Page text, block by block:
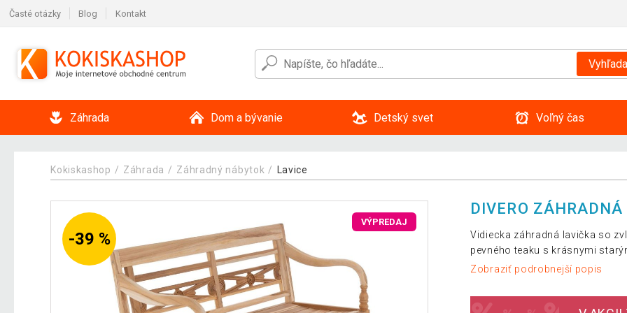
Časté otázky Blog Kontakt
Záhrada Dom a bývanie Detský svet Voľný čas
Kokiskashop Záhrada Záhradný nábytok Lavice
-39 %
VÝPREDAJ
DIVERO
Vidiecka záhradná lavička so
pevného teaku s krásnymi
Zobraziť podrobnejší popis